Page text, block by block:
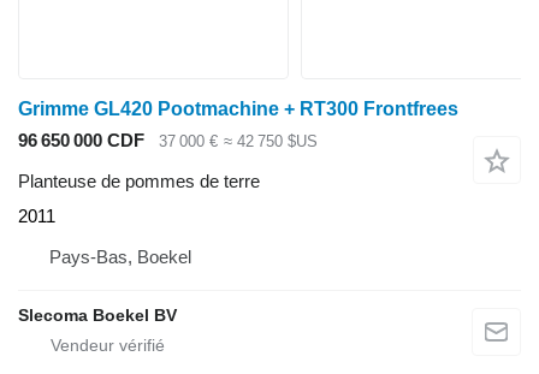
Grimme GL420 Pootmachine + RT300 Frontfrees
96 650 000 CDF
37 000 € ≈ 42 750 $US
Planteuse de pommes de terre
2011
Pays-Bas, Boekel
Slecoma Boekel BV